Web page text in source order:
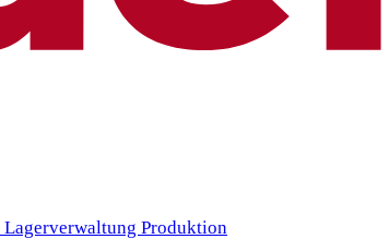
Lagerverwaltung Produktion